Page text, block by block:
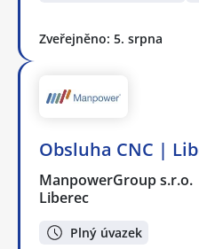
Zveřejněno: 5. srpna
Obsluha CNC |
ManpowerGroup s.r.o.
Liberec
Plný úvazek